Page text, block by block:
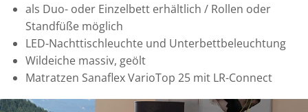
als Duo- oder Einzelbett erhältlich / Rollen oder
Standfüße möglich
LED-Nachttischleuchte und Unterbettbeleuchtung
Wildeiche massiv, geölt
Matratzen Sanaflex VarioTop 25 mit LR-Connect